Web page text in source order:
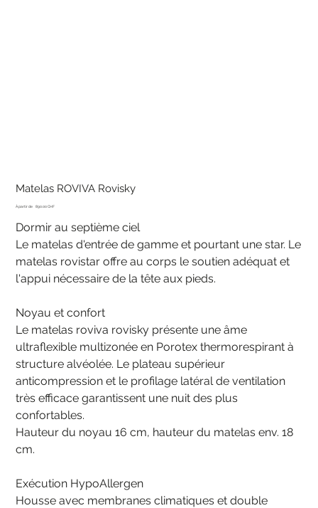
Matelas ROVIVA Rovisky
À partir de Prix
890.00 CHF
Dormir au septième ciel
Le matelas d'entrée de gamme et pourtant une star. Le
matelas rovistar offre au corps le soutien adéquat et
l'appui nécessaire de la tête aux pieds.
Noyau et confort
Le matelas roviva rovisky présente une âme
ultraflexible multizonée en Porotex thermorespirant à
structure alvéolée. Le plateau supérieur
anticompression et le profilage latéral de ventilation
très efficace garantissent une nuit des plus
confortables.
Hauteur du noyau 16 cm, hauteur du matelas env. 18
cm.
Exécution HypoAllergen
Housse avec membranes climatiques et double